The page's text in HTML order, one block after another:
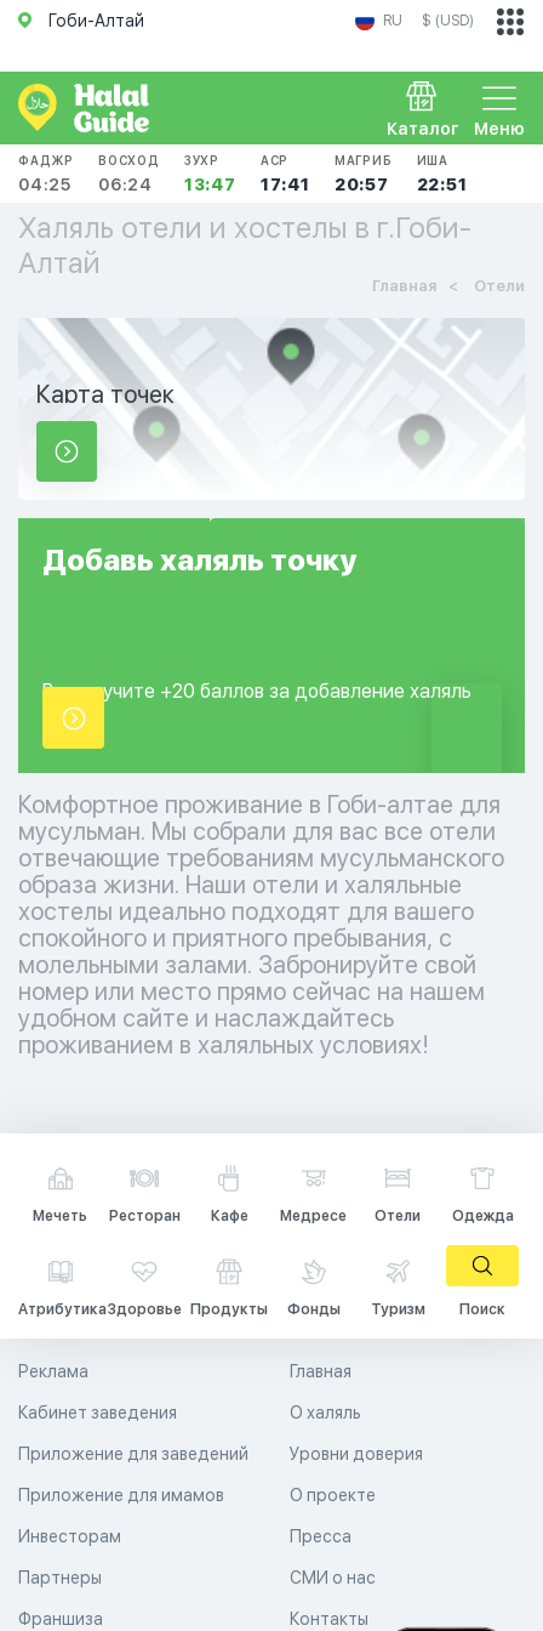
Гоби-Алтай RU $ (USD)
Меню
Каталог
ФАДЖР
04:25
ВОСХОД
06:24
ЗУХР
13:47
АСР
17:41
МАГРИБ
20:57
ИША
22:51
Халяль отели и хостелы в г.Гоби-
Алтай
Главная Отели
Карта точек
Добавь халяль точку
Вы получите +20 баллов за добавление халяль
точки.
Комфортное проживание в Гоби-алтае для
мусульман. Мы собрали для вас все отели
отвечающие требованиям мусульманского
образа жизни. Наши отели и халяльные
хостелы идеально подходят для вашего
спокойного и приятного пребывания, с
молельными залами. Забронируйте свой
номер или место прямо сейчас на нашем
удобном сайте и наслаждайтесь
проживанием в халяльных условиях!
Мечеть Ресторан Кафе Медресе Отели Одежда
АтрибутикаЗдоровье Продукты Фонды Туризм Поиск
Главная
О халяль
Уровни доверия
Реклама
Кабинет заведения
Приложение для заведений
Приложение для имамов О проекте
Пресса
СМИ о нас
Контакты
Инвесторам
Партнеры
Франшиза